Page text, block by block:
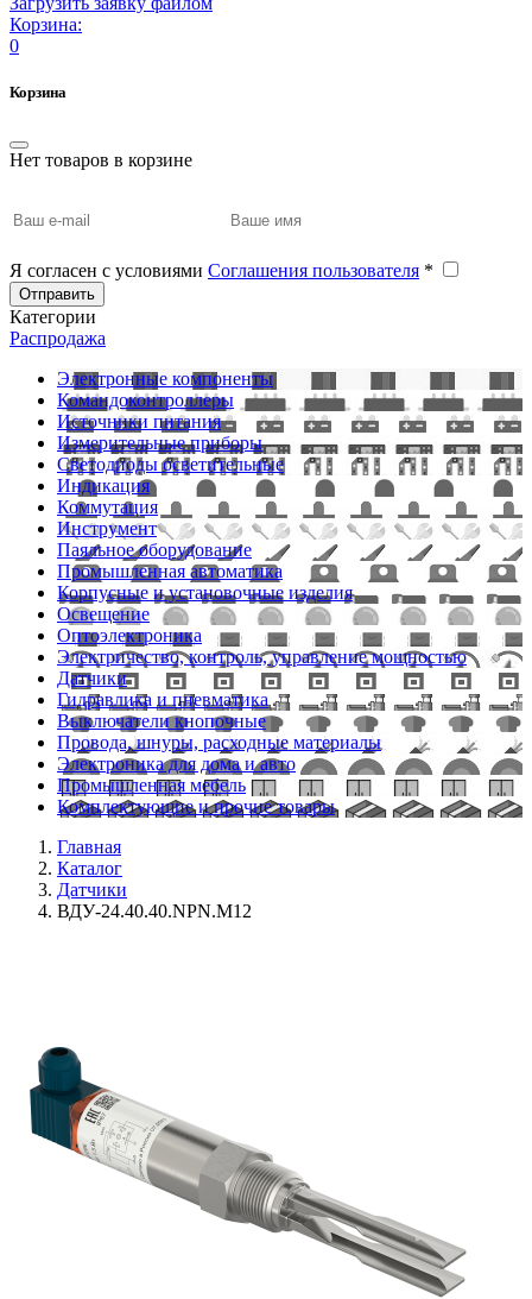
Корзина:
0
Корзина
Нет товаров в корзине
Я согласен с условиями Соглашения пользователя *
Отправить
Категории
Распродажа
Электронные компоненты
Командоконтроллеры
Источники питания
Измерительные приборы
Светодиоды осветительные
Индикация
Коммутация
Инструмент
Паяльное оборудование
Промышленная автоматика
Корпусные и установочные изделия
Освещение
Оптоэлектроника
Электричество, контроль, управление мощностью
Датчики
Гидравлика и пневматика
Выключатели кнопочные
Провода, шнуры, расходные материалы
Электроника для дома и авто
Промышленная мебель
Комплектующие и прочие товары
Главная
Каталог
Датчики
ВДУ-24.40.40.NPN.M12